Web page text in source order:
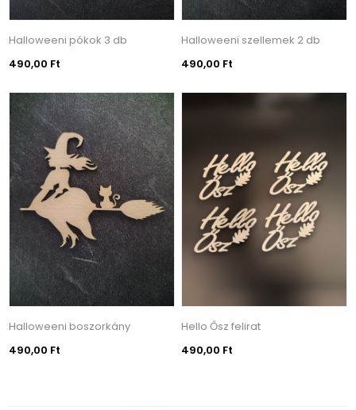
Halloweeni pókok 3 db
490,00 Ft
Halloweeni szellemek 2 db
490,00 Ft
Halloweeni boszorkány
490,00 Ft
Hello Ősz felirat
490,00 Ft